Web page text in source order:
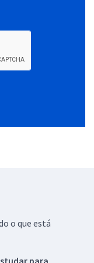
o que está
para